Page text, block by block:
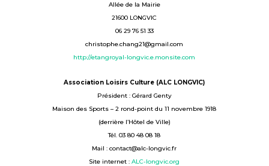
Allée de la Mairie
21600 LONGVIC
06 29 76 51 33
christophe.chang21@gmail.com
http://etangroyal-longvic.e.monsite.com
Association Loisirs Culture (ALC LONGVIC)
Président : Gérard Genty
Maison des Sports – 2 rond-point du 11 novembre 1918
(derrière l’Hôtel de Ville)
Tél. 03 80 48 08 18
Mail : contact@alc-longvic.fr
Site internet :ALC-longvic.org